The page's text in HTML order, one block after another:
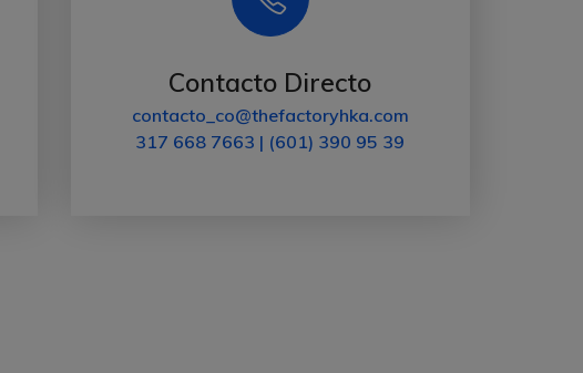
Contacto Directo
contacto_co@thefactoryhka.com
317 668 7663 | (601) 390 95 39